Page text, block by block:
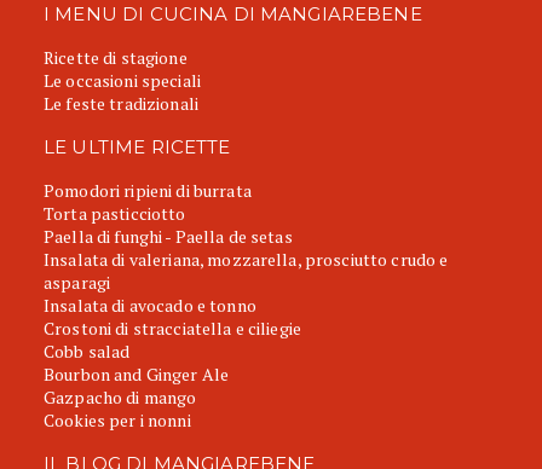
I MENU DI CUCINA DI MANGIAREBENE
Ricette di stagione
Le occasioni speciali
Le feste tradizionali
LE ULTIME RICETTE
Pomodori ripieni di burrata
Torta pasticciotto
Paella di funghi - Paella de setas
Insalata di valeriana, mozzarella, prosciutto crudo e
asparagi
Insalata di avocado e tonno
Crostoni di stracciatella e ciliegie
Cobb salad
Bourbon and Ginger Ale
Gazpacho di mango
Cookies per i nonni
IL BLOG DI MANGIAREBENE